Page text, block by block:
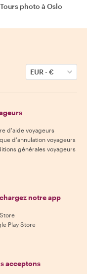
Tours photo à Oslo
EUR-€
d'aide voyageurs
d'annulation voyageurs
générales voyageurs
notre app
Play Store
acceptons